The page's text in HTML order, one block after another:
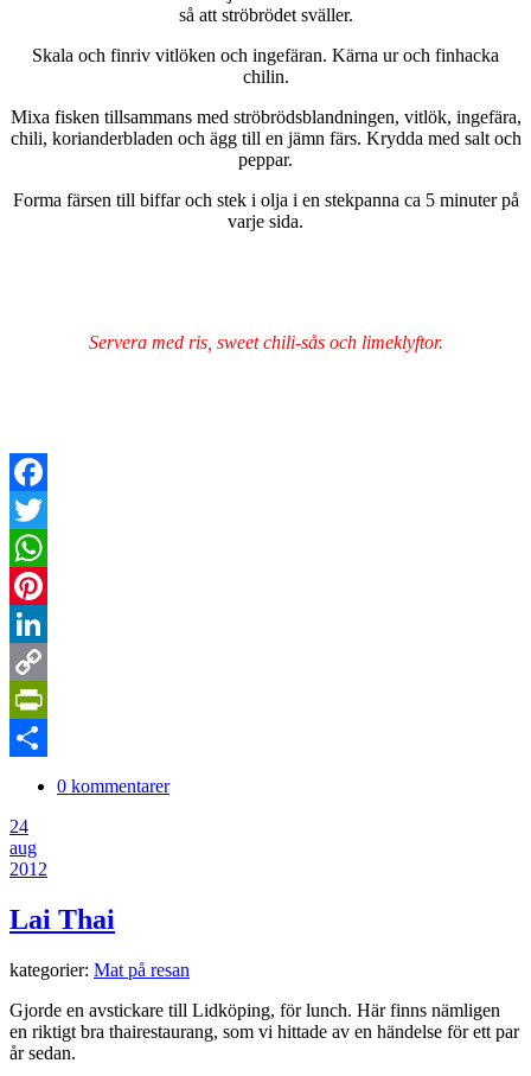
så att ströbrödet sväller.
Skala och finriv vitlöken och ingefäran. Kärna ur och finhacka
chilin.
Mixa fisken tillsammans med ströbrödsblandningen, vitlök, ingefära,
chili, korianderbladen och ägg till en jämn färs. Krydda med salt och
peppar.
Forma färsen till biffar och stek i olja i en stekpanna ca 5 minuter på
varje sida.
Servera med ris, sweet chili-sås och limeklyftor.
Facebook
Twitter
WhatsApp
Pinterest
LinkedIn
Copy
Link
PrintFriendly
0 kommentarer
24
aug
2012
Lai Thai
kategorier: Mat på resan
Gjorde en avstickare till Lidköping, för lunch. Här finns nämligen
en riktigt bra thairestaurang, som vi hittade av en händelse för ett par
år sedan.